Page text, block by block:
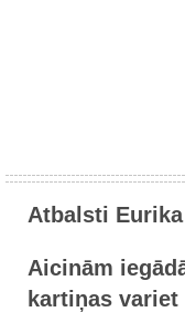
Atbalsti
Aicinām
kartiņas variet